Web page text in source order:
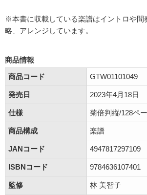
※本書に収載している楽譜はイントロや間
略、アレンジしています。
商品情報
商品コード
GTW01101049
発売日 2023年4月18日
仕様 菊倍判縦/128ペ
商品構成 楽譜
JANコード 4947817297109
ISBNコード 9784636107401
監修 林 美智子